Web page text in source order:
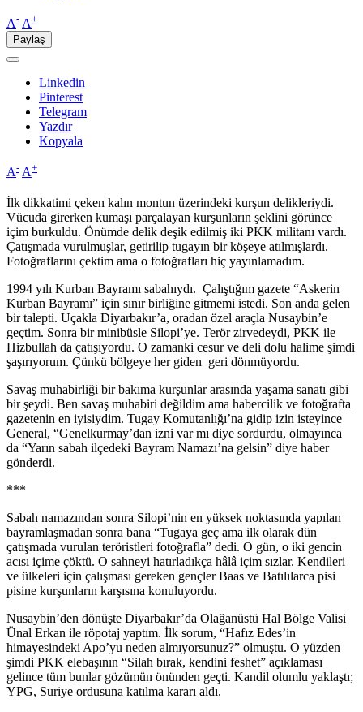
A- A+
Paylaş
Linkedin
Pinterest
Telegram
Yazdır
Kopyala
A- A+
İlk dikkatimi çeken kalın montun üzerindeki kurşun delikleriydi.
Vücuda girerken kumaşı parçalayan kurşunların şeklini görünce
içim burkuldu. Önümde delik deşik edilmiş iki PKK militanı vardı.
Çatışmada vurulmuşlar, getirilip tugayın bir köşeye atılmışlardı.
Fotoğraflarını çektim ama o fotoğrafları hiç yayınlamadım.
1994 yılı Kurban Bayramı sabahıydı. Çalıştığım gazete “Askerin
Kurban Bayramı” için sınır birliğine gitmemi istedi. Son anda gelen
bir talepti. Uçakla Diyarbakır’a, oradan özel araçla Nusaybin’e
geçtim. Sonra bir minibüsle Silopi’ye. Terör zirvedeydi, PKK ile
Hizbullah da çatışıyordu. O zamanki cesur ve deli dolu halime şimdi
şaşırıyorum. Çünkü bölgeye her giden geri dönmüyordu.
Savaş muhabirliği bir bakıma kurşunlar arasında yaşama sanatı gibi
bir şeydi. Ben savaş muhabiri değildim ama habercilik ve fotoğrafta
gazetenin en iyisiydim. Tugay Komutanlığı’na gidip izin isteyince
General, “Genelkurmay’dan izni var mı diye sordurdu, olmayınca
da “Yarın sabah ilçedeki Bayram Namazı’na gelsin” diye haber
gönderdi.
***
Sabah namazından sonra Silopi’nin en yüksek noktasında yapılan
bayramlaşmadan sonra bana “Tugaya geç ama ilk olarak dün
çatışmada vurulan teröristleri fotoğrafla” dedi. O gün, o iki gencin
acısı içime çöktü. O sahneyi hatırladıkça hâlâ içim sızlar. Kendileri
ve ülkeleri için çalışması gereken gençler Baas ve Batılılarca pisi
pisine kurşunların karşısına konuluyordu.
Nusaybin’den dönüşte Diyarbakır’da Olağanüstü Hal Bölge Valisi
Ünal Erkan ile röpotaj yaptım. İlk sorum, “Hafız Edes’in
himayesindeki Apo’yu neden almıyorsunuz?” olmuştu. O yüzden
şimdi PKK elebaşının “Silah bırak, kendini feshet” açıklaması
gelince tüm bunlar gözümün önünden geçti. Kandil olumlu yaklaştı;
YPG, Suriye ordusuna katılma kararı aldı.